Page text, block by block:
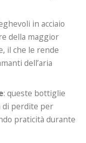
in acciaio
della maggior
il che le rende
dell’aria
: queste bottiglie
di perdite per
praticità durante